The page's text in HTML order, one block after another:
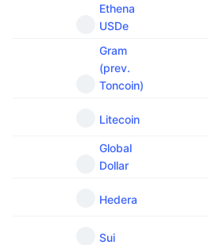
Kalendář ICO
Kalendář událostí
Ethena
USDe
Gram
(prev.
Toncoin)
Litecoin
Global
Dollar
Hedera
Sui